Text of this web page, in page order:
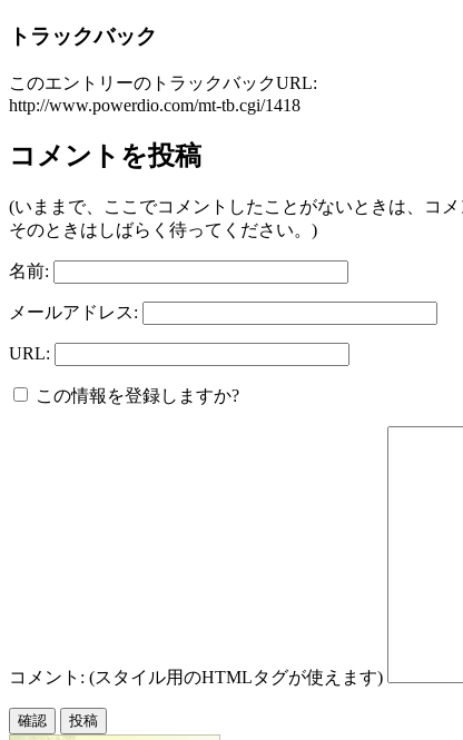
トラックバック
このエントリーのトラックバックURL:
http://www.powerdio.com/mt-tb.cgi/1418
コメントを投稿
(いままで、ここでコメントしたことがないときは、コ
そのときはしばらく待ってください。)
名前:
メールアドレス:
URL:
この情報を登録しますか?
コメント: (スタイル用のHTMLタグが使えます)